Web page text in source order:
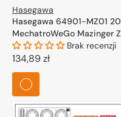
Hasegawa
Hasegawa 64901-MZ01 20
MechatroWeGo Mazinger Z
Vol. 1 1/20
Brak recenzji
Cena
regularna
134,89 zł